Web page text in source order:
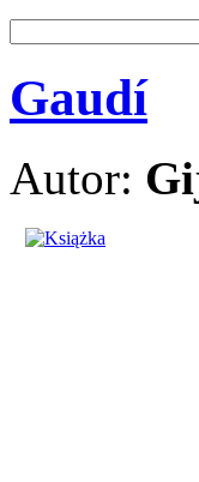
Gaudí
Autor: